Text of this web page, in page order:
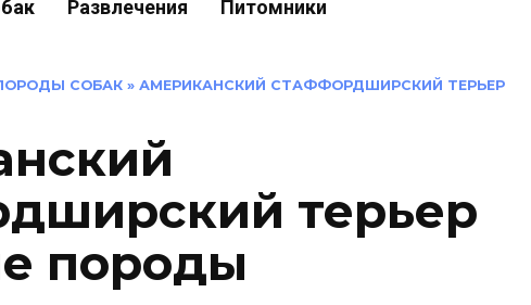
Развлечения Питомники
СОБАК » АМЕРИКАНСКИЙ СТАФФОРДШИРСКИЙ ТЕРЬЕР
терьер
породы